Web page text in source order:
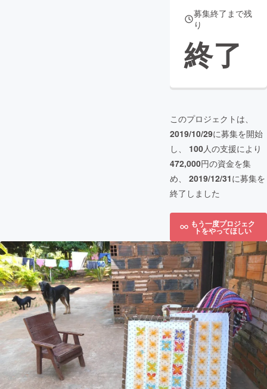
募集終了まで残
り
終了
このプロジェクトは、
2019/10/29に募集を開始
し、 100人の支援により
472,000円の資金を集
め、 2019/12/31に募集を
終了しました
もう一度プロジェク
トをやってほしい